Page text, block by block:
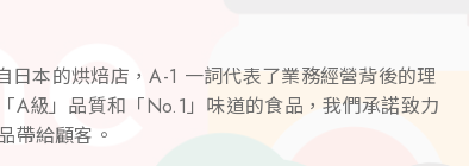
日本的烘焙店，A-1 一詞代表了業務經營背後的理
A級」品質和「No.1」味道的食品，我們承諾致力
帶給顧客。